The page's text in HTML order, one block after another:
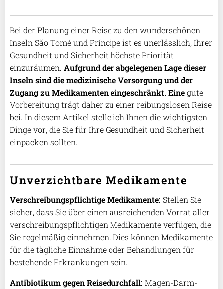
Bei der Planung einer Reise zu den wunderschönen
Inseln São Tomé und Príncipe ist es unerlässlich, Ihrer
Gesundheit und Sicherheit höchste Priorität
einzuräumen. Aufgrund der abgelegenen Lage dieser
Inseln sind die medizinische Versorgung und der
Zugang zu Medikamenten eingeschränkt. Einegute
Vorbereitung trägt daher zu einer reibungslosen Reise
bei. In diesem Artikel stelle ich Ihnen die wichtigsten
Dinge vor, die Sie für Ihre Gesundheit und Sicherheit
einpacken sollten.
Unverzichtbare Medikamente
Verschreibungspflichtige Medikamente: Stellen Sie
sicher, dass Sie über einen ausreichenden Vorrat aller
verschreibungspflichtigen Medikamente verfügen, die
Sie regelmäßig einnehmen. Dies können Medikamente
für die tägliche Einnahme oder Behandlungen für
bestehende Erkrankungen sein.
Antibiotikum gegen Reisedurchfall: Magen-Darm-